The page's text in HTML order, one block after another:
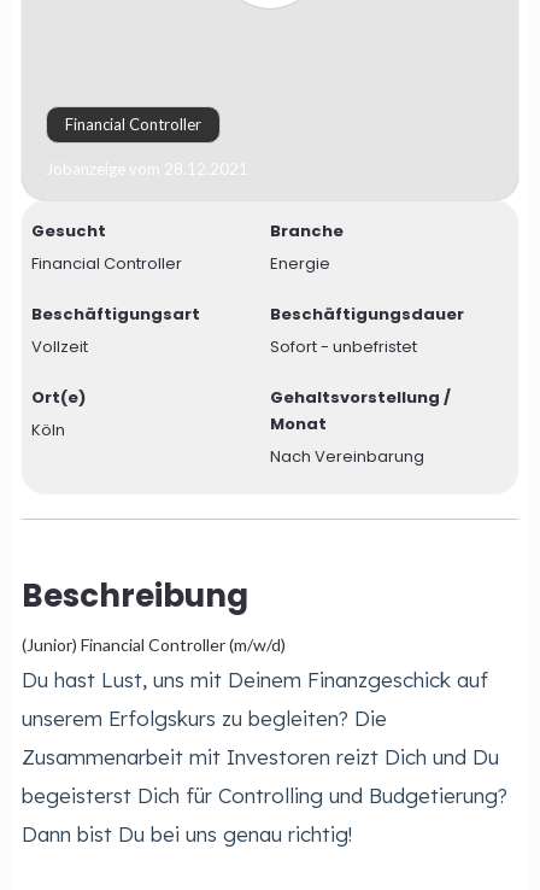
Financial Controller
Jobanzeige vom 28.12.2021
Gesucht
Financial Controller
Branche
Energie
Beschäftigungsart
Vollzeit
Beschäftigungsdauer
Sofort - unbefristet
Ort(e)
Köln
Gehaltsvorstellung /
Monat
Nach Vereinbarung
Beschreibung
(Junior) Financial Controller (m/w/d)
Du hast Lust, uns mit Deinem Finanzgeschick auf
unserem Erfolgskurs zu begleiten? Die
Zusammenarbeit mit Investoren reizt Dich und Du
begeisterst Dich für Controlling und Budgetierung?
Dann bist Du bei uns genau richtig!